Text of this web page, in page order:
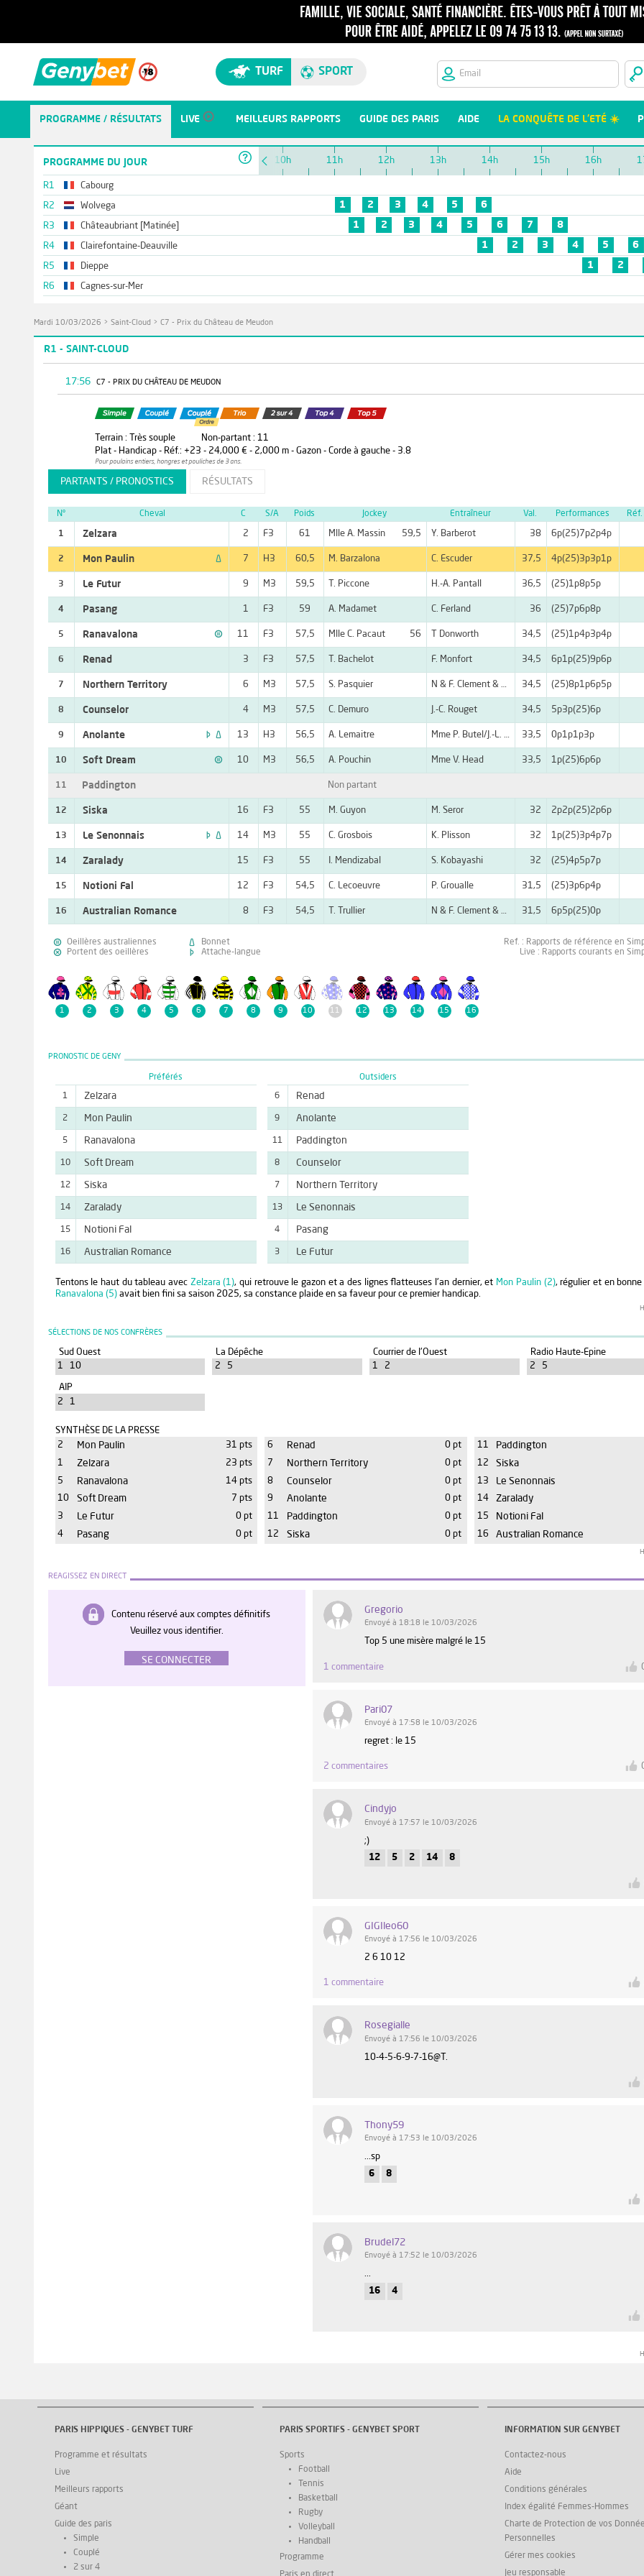
TURF SPORT
PROGRAMME / RÉSULTATS LIVE MEILLEURS RAPPORTS GUIDE DES PARIS AIDE LA CONQUÊTE DE L'ETÉ ☀️
PROGRAMME DU JOUR
R1 Cabourg
R2 Wolvega
R3 Châteaubriant [Matinée]
R4 Clairefontaine-Deauville
R5 Dieppe
R6 Cagnes-sur-Mer
10h 11h 12h 13h 14h 15h 16h
1
2 3 4 5
6
1
2 3 4 5 6 7
8
1
2 3 4 5 6
1
2
Mardi 10/03/2026 > Saint-Cloud > C7 - Prix du Château de Meudon
R1 - SAINT-CLOUD
17:56 C7 - PRIX DU CHÂTEAU DE MEUDON
Terrain : Très souple
Non-partant : 11
Plat - Handicap - Réf.: +23 - 24,000 € - 2,000 m - Gazon - Corde à gauche - 3.8
Pour poulains entiers, hongres et pouliches de 3 ans.
PARTANTS / PRONOSTICS RÉSULTATS
N° Cheval C S/A Poids Jockey Entraîneur Val. Performances Réf.
1 Zelzara 2 F3 61 Mlle A. Massin 59,5 Y. Barberot 38 6p(25)7p2p4p
2 Mon Paulin  7 H3 60,5 M. Barzalona C. Escuder 37,5 4p(25)3p3p1p
3 Le Futur 9 M3 59,5 T. Piccone H.-A. Pantall 36,5 (25)1p8p5p
4 Pasang 1 F3 59 A. Madamet C. Ferland 36 (25)7p6p8p
5 Ranavalona  11 F3 57,5 Mlle C. Pacaut 56 T Donworth 34,5 (25)1p4p3p4p
6 Renad 3 F3 57,5 T. Bachelot F. Monfort 34,5 6p1p(25)9p6p
7 Northern Territory 6 M3 57,5 S. Pasquier N & F. Clement & Hermans 34,5 (25)8p1p6p5p
8 Counselor 4 M3 57,5 C. Demuro J.-C. Rouget 34,5 5p3p(25)6p
9 Anolante 
 13 H3 56,5 A. Lemaitre Mme P. Butel/J.-L. Beaunez 33,5 0p1p1p3p
10 Soft Dream  10 M3 56,5 A. Pouchin Mme V. Head 33,5 1p(25)6p6p
11 Paddington Non partant
12 Siska 16 F3 55 M. Guyon M. Seror 32 2p2p(25)2p6p
13 Le Senonnais 
 14 M3 55 C. Grosbois K. Plisson 32 1p(25)3p4p7p
14 Zaralady 15 F3 55 I. Mendizabal S. Kobayashi 32 (25)4p5p7p
15 Notioni Fal 12 F3 54,5 C. Lecoeuvre P. Groualle 31,5 (25)3p6p4p
16 Australian Romance 8 F3 54,5 T. Trullier N & F. Clement & Hermans 31,5 6p5p(25)0p
 Oeillères australiennes
 Portent des oeillères
 Bonnet
 Attache-langue
Ref. : Rapports de référence en
Live : Rapports courants en
1 2 3 4 5 6 7 8 9 10 11 12 13 14 15 16
PRONOSTIC DE GENY
Préférés
1 Zelzara
2 Mon Paulin
5 Ranavalona
10 Soft Dream
12 Siska
14 Zaralady
15 Notioni Fal
16 Australian Romance
Outsiders
6 Renad
9 Anolante
11 Paddington
8 Counselor
7 Northern Territory
13 Le Senonnais
4 Pasang
3 Le Futur
Tentons le haut du tableau avec Zelzara (1), qui retrouve le gazon et a des lignes flatteuses l'an dernier, et Mon Paulin (2), régulier et en bonne
Ranavalona (5)avait bien fini sa saison 2025, sa constance plaide en sa faveur pour ce premier handicap.
SÉLECTIONS DE NOS CONFRÈRES
Sud Ouest
1 10
La Dépêche
2 5
Courrier de l'Ouest
1 2
Radio Haute-Epine
2 5
AIP
2 1
SYNTHÈSE DE LA PRESSE
2
Mon Paulin
31 pts
1
Zelzara
23 pts
5
Ranavalona
14 pts
10
Soft Dream
7 pts
3
Le Futur
0 pt
4
Pasang 0 pt
6 Renad
0 pt
7
Northern Territory
0 pt
8
Counselor
0 pt
9
Anolante
0 pt
11
Paddington
0 pt
12
Siska 0 pt
11 Paddington
12
Siska
13
Le Senonnais
14
Zaralady
15
Notioni Fal
16
Australian Romance
REAGISSEZ EN DIRECT
Contenu réservé aux comptes définitifs
Veuillez vous identifier.
SE CONNECTER
Gregorio
Envoyé à 18:18 le 10/03/2026
Top 5 une misère malgré le 15
1 commentaire
Pari07
Envoyé à 17:58 le 10/03/2026
regret : le 15
2 commentaires
Cindyjo
Envoyé à 17:57 le 10/03/2026
;)
12
5 2 14 8
GIGIleo60
Envoyé à 17:56 le 10/03/2026
2 6 10 12
1 commentaire
Rosegialle
Envoyé à 17:56 le 10/03/2026
10-4-5-6-9-7-16@T.
Thony59
Envoyé à 17:53 le 10/03/2026
...sp
6
8
Brudel72
Envoyé à 17:52 le 10/03/2026
...
16
4
PARIS HIPPIQUES - GENYBET TURF
Programme et résultats
Live
Meilleurs rapports
Géant
Guide des paris
Simple
Couplé
2 sur 4
PARIS SPORTIFS - GENYBET SPORT
Sports
Football
Tennis
Basketball
Rugby
Volleyball
Handball
Programme
INFORMATION SUR GENYBET
Contactez-nous
Aide
Conditions générales
Index égalité Femmes-Hommes
Charte de Protection de vos
Personnelles
Gérer mes cookies
Jeu responsable